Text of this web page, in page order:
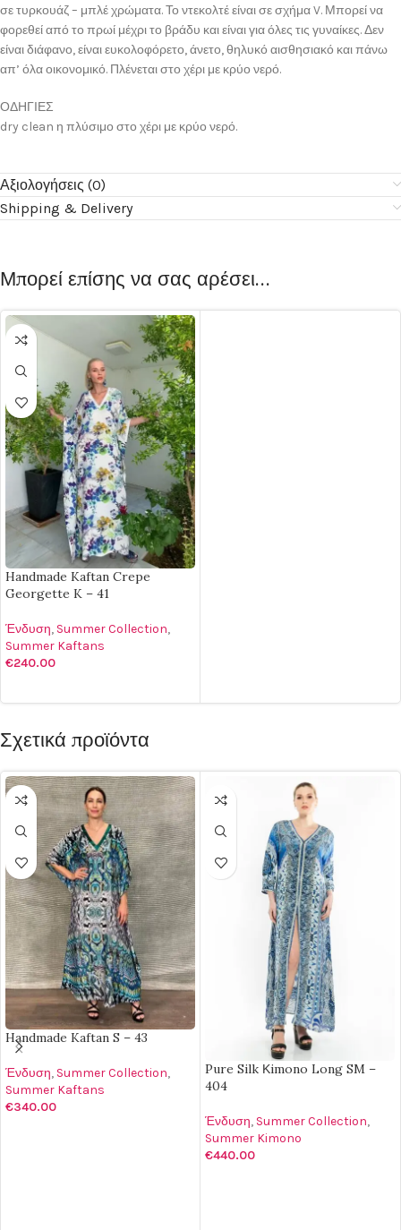
σε τυρκουάζ – μπλέ χρώματα. Το ντεκολτέ είναι σε σχήμα V. Μπορεί να
φορεθεί από το πρωί μέχρι το βράδυ και είναι για όλες τις γυναίκες. Δεν
είναι διάφανο, είναι ευκολοφόρετο, άνετο, θηλυκό αισθησιακό και πάνω
απ’ όλα οικονομικό. Πλένεται στο χέρι με κρύο νερό.
ΟΔΗΓΙΕΣ
dry clean η πλύσιμο στο χέρι με κρύο νερό.
Αξιολογήσεις (0)
Shipping & Delivery
Μπορεί επίσης να σας αρέσει…
Handmade Kaftan Crepe
Georgette K – 41
Ένδυση, Summer Collection,
Summer Kaftans
€240.00
Σχετικά προϊόντα
Handmade Kaftan S – 43
Ένδυση, Summer Collection,
Summer Kaftans
€340.00
Pure Silk Κimono Long SM –
404
Ένδυση, Summer Collection,
Summer Kimono
€440.00